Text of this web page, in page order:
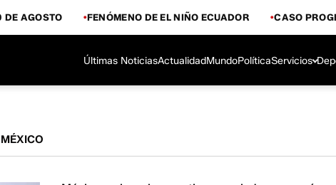
DE AGOSTO FENÓMENO DE EL NIÑO ECUADOR CASO
Últimas NoticiasActualidadMundoPolíticaServicios